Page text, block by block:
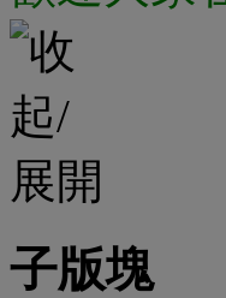
子版塊